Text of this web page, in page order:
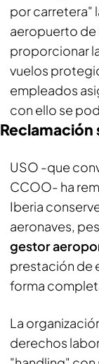
por carretera"
aeropuerto de
proporcionar
vuelos
empleados
con ello se
Reclamación
USO -que
CCOO- ha
Iberia
aeronaves,
gestor
prestación de
forma
La
derechos